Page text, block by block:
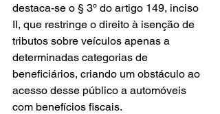
destaca-se o § 3º do artigo 149, inciso
II, que restringe o direito à isenção de
tributos sobre veículos apenas a
determinadas categorias de
beneficiários, criando um obstáculo ao
acesso desse público a automóveis
com benefícios fiscais.